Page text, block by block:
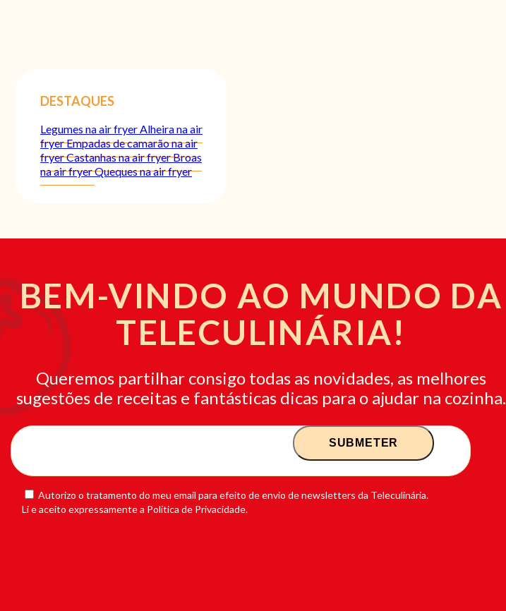
DESTAQUES
Legumes na air fryerAlheira na air
fryerEmpadas de camarão na air
fryerCastanhas na air fryerBroas
na air fryerQueques na air fryer
BEM-VINDO AO MUNDO DA
TELECULINÁRIA!
Queremos partilhar consigo todas as novidades, as melhores
sugestões de receitas e fantásticas dicas para o ajudar na cozinha.
Autorizo o tratamento do meu email para efeito de envio de newsletters da Teleculinária.
Li e aceito expressamente a Política de Privacidade.